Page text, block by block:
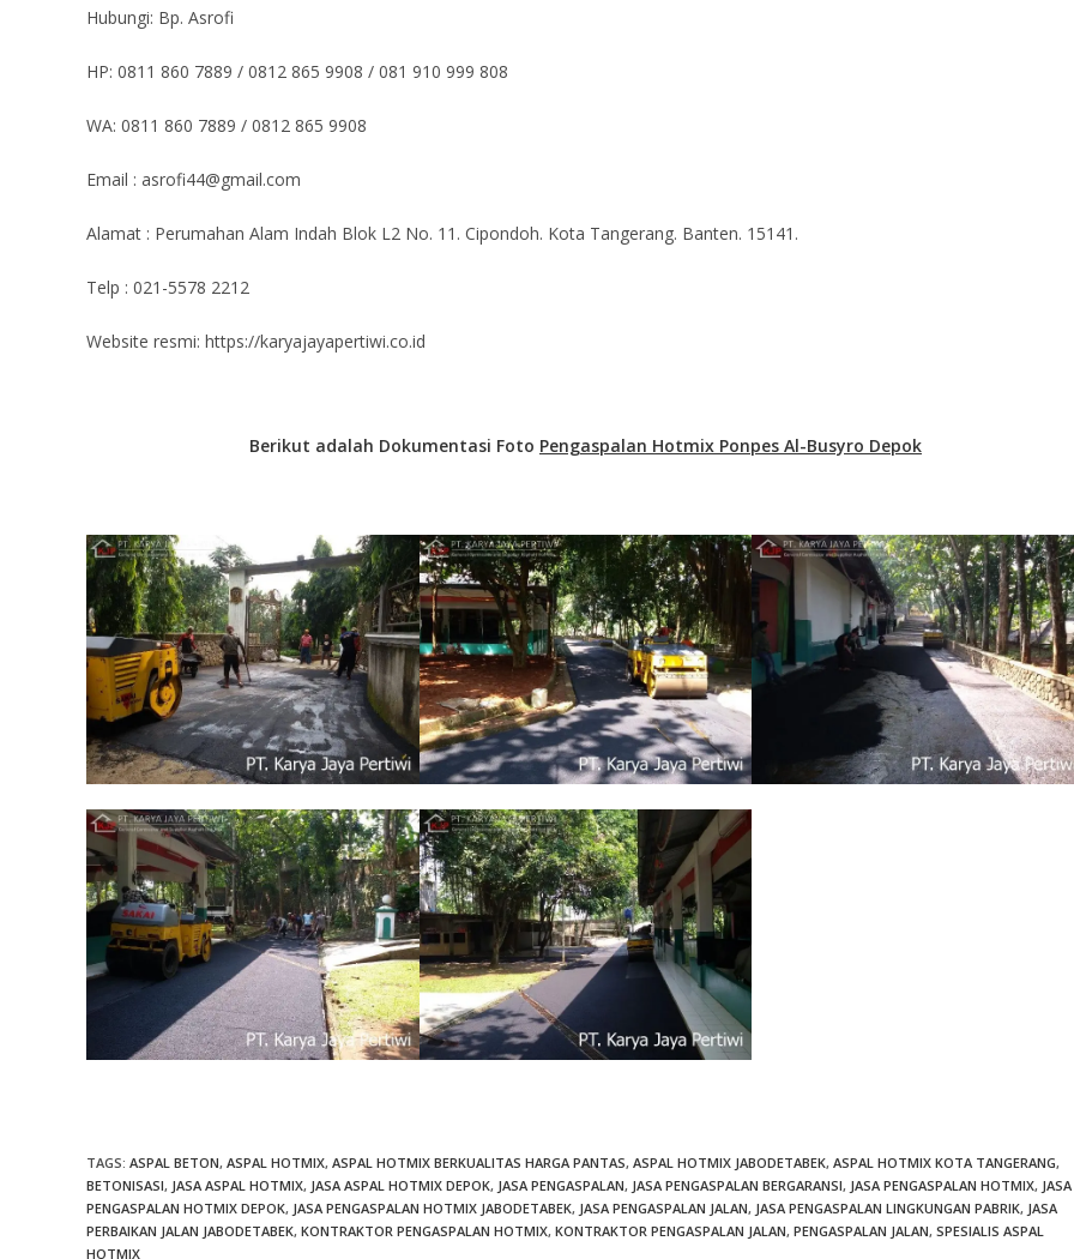
Hubungi: Bp. Asrofi
HP: 0811 860 7889 / 0812 865 9908 / 081 910 999 808
WA: 0811 860 7889 / 0812 865 9908
Email : asrofi44@gmail.com
Alamat : Perumahan Alam Indah Blok L2 No. 11. Cipondoh. Kota Tangerang. Banten. 15141.
Telp : 021-5578 2212
Website resmi: https://karyajayapertiwi.co.id
Berikut adalah Dokumentasi Foto Pengaspalan Hotmix Ponpes Al-Busyro Depok
TAGS: ASPAL BETON, ASPAL HOTMIX, ASPAL HOTMIX BERKUALITAS HARGA PANTAS, ASPAL HOTMIX JABODETABEK, ASPAL HOTMIX KOTA TANGERANG,
BETONISASI, JASA ASPAL HOTMIX, JASA ASPAL HOTMIX DEPOK, JASA PENGASPALAN, JASA PENGASPALAN BERGARANSI, JASA PENGASPALAN HOTMIX, JASA
PENGASPALAN HOTMIX DEPOK, JASA PENGASPALAN HOTMIX JABODETABEK, JASA PENGASPALAN JALAN, JASA PENGASPALAN LINGKUNGAN PABRIK, JASA
PERBAIKAN JALAN JABODETABEK, KONTRAKTOR PENGASPALAN HOTMIX, KONTRAKTOR PENGASPALAN JALAN, PENGASPALAN JALAN, SPESIALIS ASPAL
HOTMIX